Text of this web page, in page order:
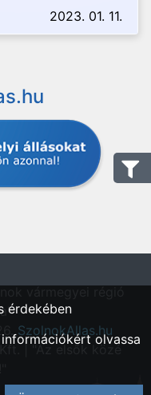
2023. 01. 11.
SzolnokAllas.hu
| "Az elsők közé
érdekében
olvassa